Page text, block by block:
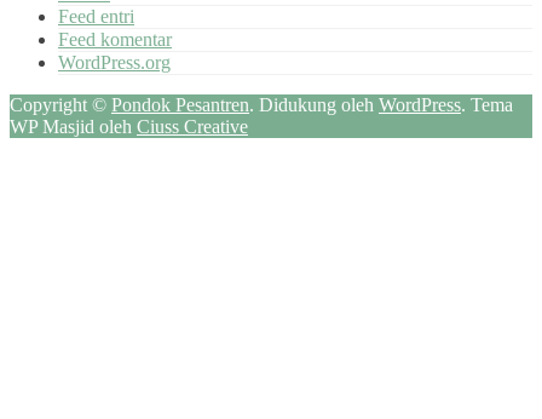
Feed entri
Feed komentar
WordPress.org
Copyright © Pondok Pesantren. Didukung oleh WordPress. Tema
WP Masjid oleh Ciuss Creative